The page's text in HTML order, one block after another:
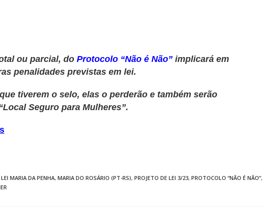
ou parcial, do Protocolo “Não é Não” implicará em
penalidades previstas em lei.
tiverem o selo, elas o perderão e também serão
Seguro para Mulheres”.
LEI MARIA DA PENHA, MARIA DO ROSÁRIO (PT-RS), PROJETO DE LEI 3/23, PROTOCOLO “NÃO É NÃO”,